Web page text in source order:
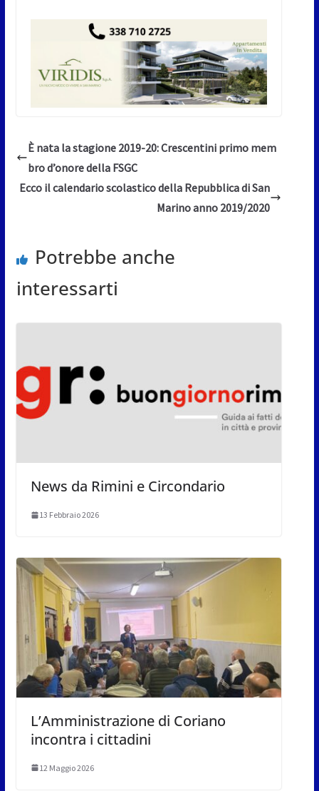
È nata la stagione 2019-20: Crescentini primo mem
bro d’onore della FSGC
Ecco il calendario scolastico della Repubblica di San
Marino anno 2019/2020
Potrebbe anche
interessarti
News da Rimini e Circondario
13 Febbraio 2026
L’Amministrazione di Coriano
incontra i cittadini
12 Maggio 2026